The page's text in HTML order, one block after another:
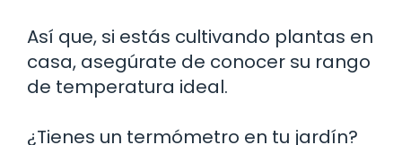
Así que, si estás cultivando plantas en
casa, asegúrate de conocer su rango
de temperatura ideal.
¿Tienes un termómetro en tu jardín?